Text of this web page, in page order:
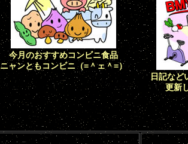
今月のおすすめコンビニ食品
ニャンともコンビニ（=＾ェ＾=）
日記など
更新